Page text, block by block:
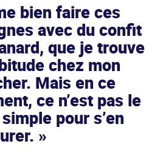
bien faire ces
avec du confit
que je trouve
chez mon
Mais en ce
ce n’est pas le
pour s’en